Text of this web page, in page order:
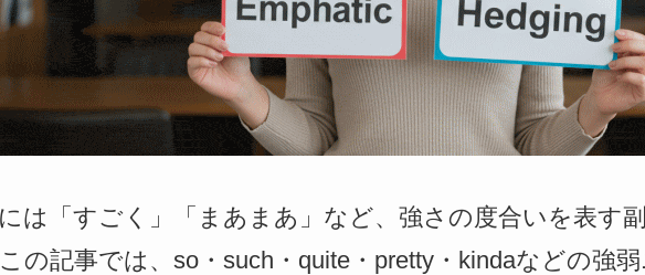
は「すごく」「まあまあ」など、強さの度合いを表す
の記事では、so・such・quite・pretty・kindaなどの強